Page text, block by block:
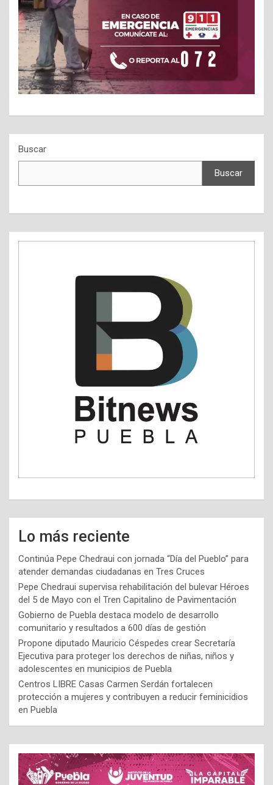
Buscar
Buscar
Lo más reciente
Continúa Pepe Chedraui con jornada “Día del Pueblo” para
atender demandas ciudadanas en Tres Cruces
Pepe Chedraui supervisa rehabilitación del bulevar Héroes
del 5 de Mayo con el Tren Capitalino de Pavimentación
Gobierno de Puebla destaca modelo de desarrollo
comunitario y resultados a 600 días de gestión
Propone diputado Mauricio Céspedes crear Secretaría
Ejecutiva para proteger los derechos de niñas, niños y
adolescentes en municipios de Puebla
Centros LIBRE Casas Carmen Serdán fortalecen
protección a mujeres y contribuyen a reducir feminicidios
en Puebla